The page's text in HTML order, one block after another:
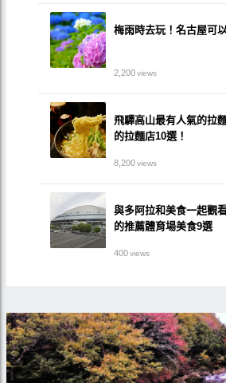
梅雨時去玩！名古屋可
2,200views
飛驒高山最有人氣的拉
的拉麵店10選！
8,200views
與多阿拉和美食一起觀
的推薦體育場美食9選
400views